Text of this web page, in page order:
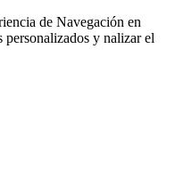
de Navegación en
personalizados y nalizar el